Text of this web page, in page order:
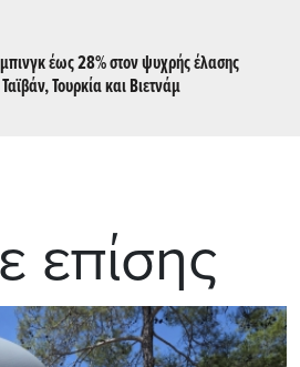
έως 28% στον ψυχρής έλασης
Τουρκία και Βιετνάμ
επίσης